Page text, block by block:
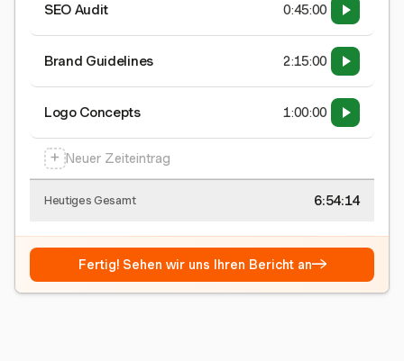
SEO Audit 0:45:00
Brand Guidelines 2:15:00
Logo Concepts 1:00:00
+ Neuer Zeiteintrag
Heutiges Gesamt 6:54:15
Fertig! Sehen wir uns Ihren Bericht an→